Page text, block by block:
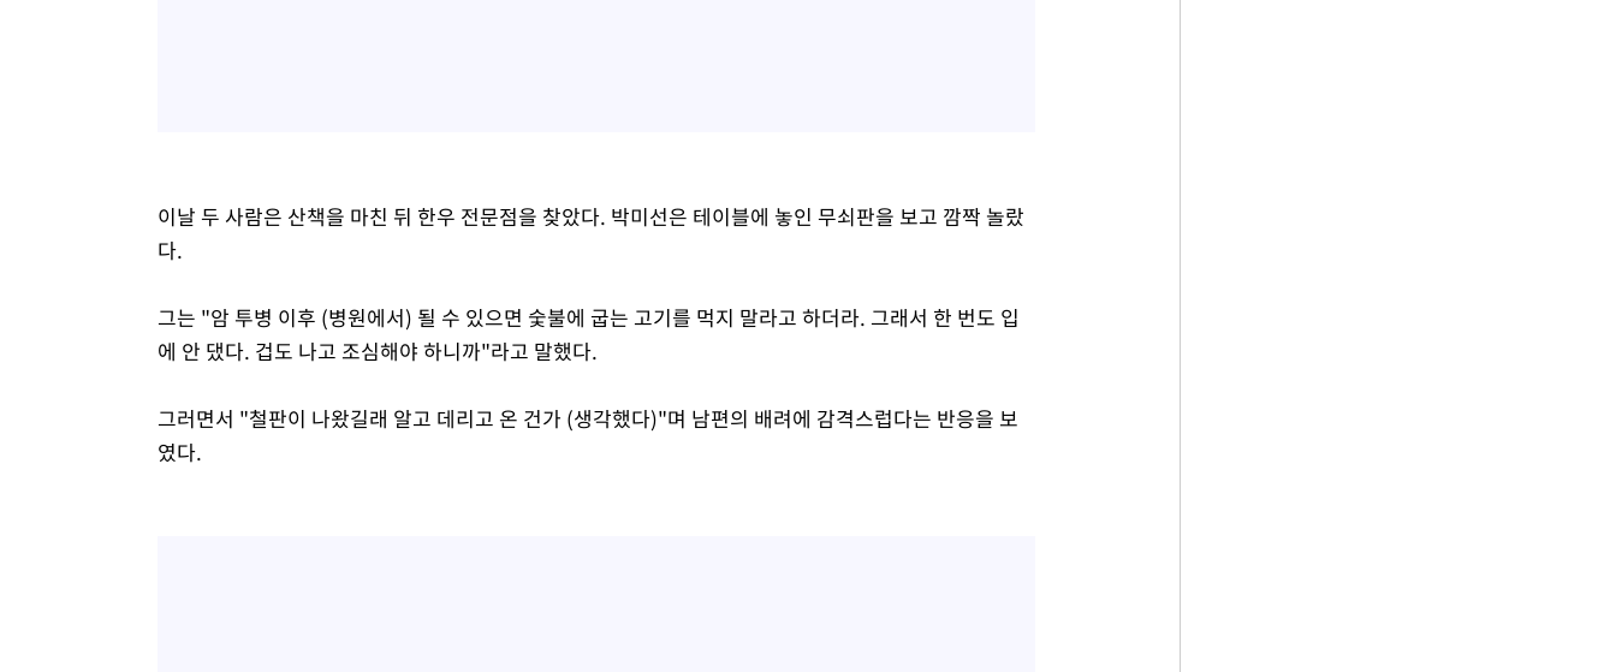
이날 두 사람은 산책을 마친 뒤 한우 전문점을 찾았다. 박미선은 테이블에 놓인 무쇠판을 보고 깜짝 놀랐
다.
그는 "암 투병 이후 (병원에서) 될 수 있으면 숯불에 굽는 고기를 먹지 말라고 하더라. 그래서 한 번도 입
에 안 댔다. 겁도 나고 조심해야 하니까"라고 말했다.
그러면서 "철판이 나왔길래 알고 데리고 온 건가 (생각했다)"며 남편의 배려에 감격스럽다는 반응을 보
였다.